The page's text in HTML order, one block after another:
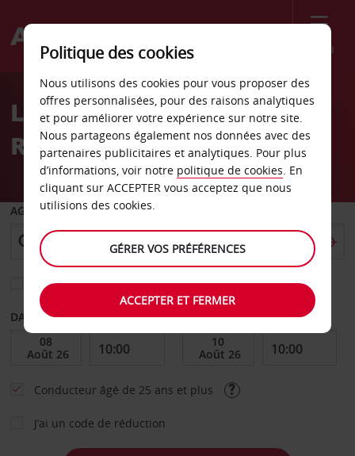
Menu
Welcome
AvisLocation de voiture
Renfrew
AGENCE DE DÉPART
Sélectionnez une autre agence de retour
DATE DE DÉBUT DATE DE FIN
Conducteur âgé de 25 ans et plus
J’ai un code de réduction
Politique des cookies
Nous utilisons des cookies pour vous proposer des
offres personnalisées, pour des raisons analytiques
et pour améliorer votre expérience sur notre site.
Nous partageons également nos données avec des
partenaires publicitaires et analytiques. Pour plus
d’informations, voir notre politique de cookies. En
cliquant sur ACCEPTER vous acceptez que nous
utilisions des cookies.
GÉRER VOS PRÉFÉRENCES
ACCEPTER ET FERMER